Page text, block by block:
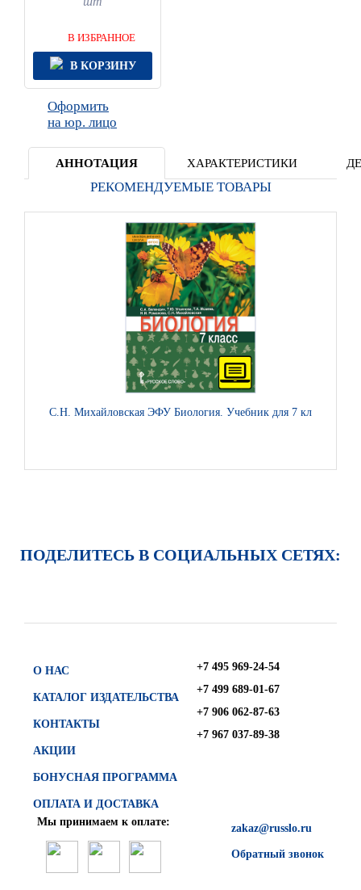
В ИЗБРАННОЕ
В КОРЗИНУ
Оформить
на юр. лицо
АННОТАЦИЯ ХАРАКТЕРИСТИКИ
РЕКОМЕНДУЕМЫЕ ТОВАРЫ
С.Н. Михайловская ЭФУ Биология. Учебник для 7 класса
ПОДЕЛИТЕСЬ В СОЦИАЛЬНЫХ СЕТЯХ:
О НАС
КАТАЛОГ ИЗДАТЕЛЬСТВА
КОНТАКТЫ
АКЦИИ
БОНУСНАЯ ПРОГРАММА
ОПЛАТА И ДОСТАВКА
+7 495 969-24-54
+7 499 689-01-67
+7 906 062-87-63
+7 967 037-89-38
zakaz@russlo.ru
Обратный звонок
Мы принимаем к оплате: